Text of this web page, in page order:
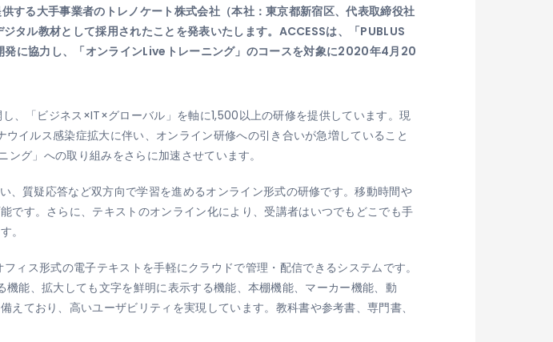
る大手事業者のトレノケート株式会社（本社：東京都新宿区、代表取締役社
タル教材として採用されたことを発表いたします。ACCESSは、「PUBLUS
に協力し、「オンラインLiveトレーニング」のコースを対象に2020年4月20
、「ビジネス×IT×グローバル」を軸に1,500以上の研修を提供しています。現
イルス感染症拡大に伴い、オンライン研修への引き合いが急増していること
グ」への取り組みをさらに加速させています。
、質疑応答など双方向で学習を進めるオンライン形式の研修です。移動時間や
す。さらに、テキストのオンライン化により、受講者はいつでもどこでも手
。
ィス形式の電子テキストを手軽にクラウドで管理・配信できるシステムです。
能、拡大しても文字を鮮明に表示する機能、本棚機能、マーカー機能、動
ており、高いユーザビリティを実現しています。教科書や参考書、専門書、